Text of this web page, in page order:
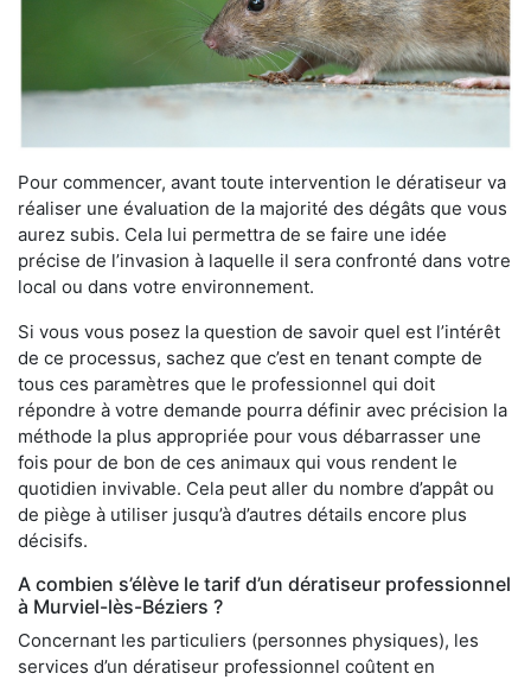
Pour commencer, avant toute intervention le dératiseur va
réaliser une évaluation de la majorité des dégâts que vous
aurez subis. Cela lui permettra de se faire une idée
précise de l’invasion à laquelle il sera confronté dans votre
local ou dans votre environnement.
Si vous vous posez la question de savoir quel est l’intérêt
de ce processus, sachez que c’est en tenant compte de
tous ces paramètres que le professionnel qui doit
répondre à votre demande pourra définir avec précision la
méthode la plus appropriée pour vous débarrasser une
fois pour de bon de ces animaux qui vous rendent le
quotidien invivable. Cela peut aller du nombre d’appât ou
de piège à utiliser jusqu’à d’autres détails encore plus
décisifs.
A combien s’élève le tarif d’un dératiseur professionnel
à Murviel-lès-Béziers ?
Concernant les particuliers (personnes physiques), les
services d’un dératiseur professionnel coûtent en